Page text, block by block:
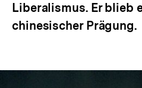
Liberalismus. Er blieb
chinesischer Prägung.